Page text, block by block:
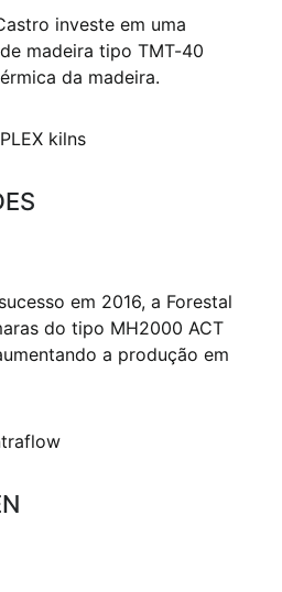
investe em uma
madeira tipo TMT-40
da madeira.
em 2016, a Forestal
do tipo MH2000 ACT
a produção em